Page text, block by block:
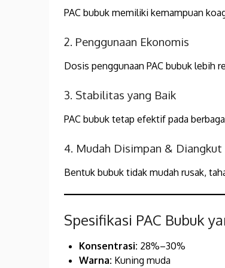
PAC bubuk memiliki kemampuan
2. Penggunaan Ekonomis
Dosis penggunaan PAC bubuk lebih
3. Stabilitas yang Baik
PAC bubuk tetap efektif pada
4. Mudah Disimpan & Diangkut
Bentuk bubuk tidak mudah rusak,
Spesifikasi PAC Bubuk
Konsentrasi: 28%–30%
Warna: Kuning muda